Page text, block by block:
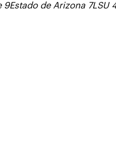
de Arizona 7LSU